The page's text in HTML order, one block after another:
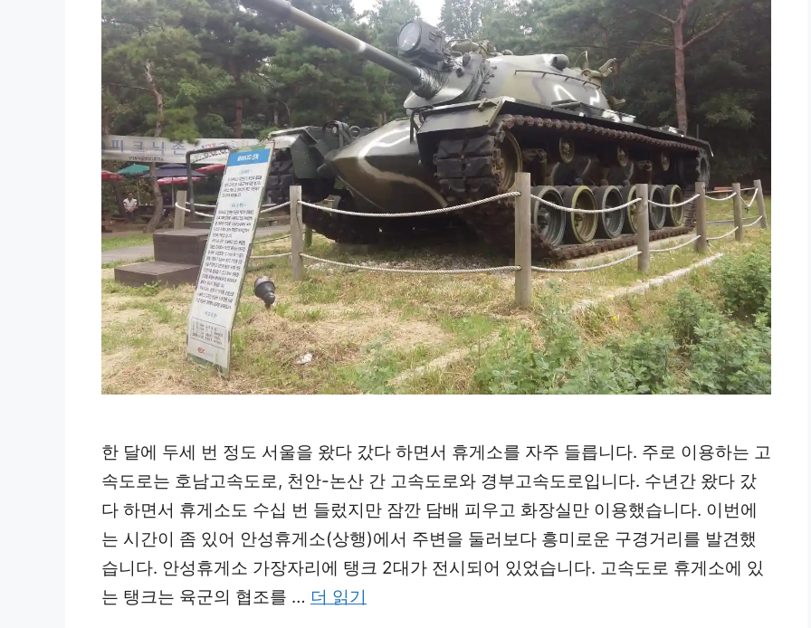
한 달에 두세 번 정도 서울을 왔다 갔다 하면서 휴게소를 자주 들릅니다. 주로 이용하는 고
속도로는 호남고속도로, 천안-논산 간 고속도로와 경부고속도로입니다. 수년간 왔다 갔
다 하면서 휴게소도 수십 번 들렀지만 잠깐 담배 피우고 화장실만 이용했습니다. 이번에
는 시간이 좀 있어 안성휴게소(상행)에서 주변을 둘러보다 흥미로운 구경거리를 발견했
습니다. 안성휴게소 가장자리에 탱크 2대가 전시되어 있었습니다. 고속도로 휴게소에 있
는 탱크는 육군의 협조를 … 더 읽기